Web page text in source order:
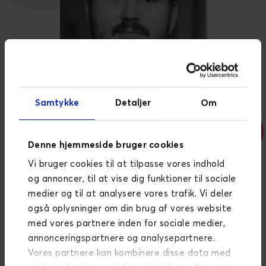
Samtykke Detaljer Om
Denne hjemmeside bruger cookies
Vi bruger cookies til at tilpasse vores indhold
og annoncer, til at vise dig funktioner til sociale
medier og til at analysere vores trafik. Vi deler
også oplysninger om din brug af vores website
med vores partnere inden for sociale medier,
annonceringspartnere og analysepartnere.
Vores partnere kan kombinere disse data med
UI, UX & FRONTEND DEVELOPER, MAGENTO
Kenneth Danielsen